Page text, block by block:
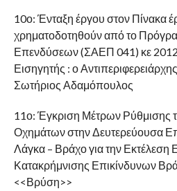
10ο: Ένταξη έργου στον Πίνακα
χρηματοδοτηθούν από το
Επενδύσεων (ΣΑΕΠ 041) κε
Εισηγητής : ο
Σωτήριος Αδαμόπουλος
11ο: Έγκριση Μέτρων Ρύθμισης
Οχημάτων στην Δευτερεύουσα
Λάγκα – Βράχο για την Εκτέλεση
Κατακρήμνισης Επικίνδυνων
<<Βρύση>>